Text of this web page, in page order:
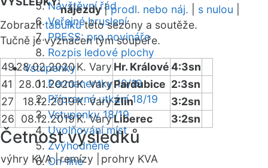
Návštěvní řád
Veřejné bruslení
PRESS: pro novináře
Rozpis ledové plochy
Vstupenky
Permanentky 18/19
Přípravná utkání 18/19
Vstupenky 18/19
Uvolňování míst
Zvýhodněné
On-line
nájezdy|prodl. nebo náj. s nulou
Zobrazittabulkutéto sezóny a soutěže.
Tučně je vyznačen tým soupeře.
4928.02.2020K. Vary Hr. Králové4:3sn
41
28.01.2020K. VaryPardubice 2:3sn
27
18.12.2019K. VaryZlín
3:2sn
26
08.12.2019K. VaryLiberec 3:2sn
Četnost výsledků
výhry KVA |remízy |
prohry KVA